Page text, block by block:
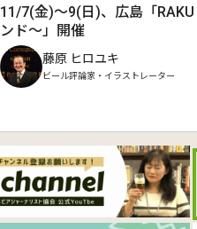
11/7(金)～9(日)、広島「
ンド～」開催
藤原 ヒロユキ
ビール評論家・イラストレーター